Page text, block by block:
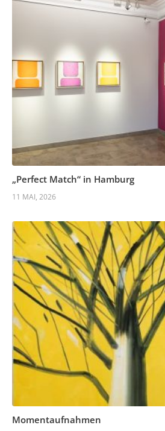
„Perfect Match“ in Hamburg
11 MAI, 2026
Momentaufnahmen